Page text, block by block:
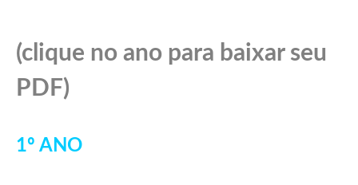
(clique no ano para baixar seu
PDF)
1º ANO